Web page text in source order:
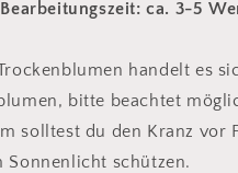
ca. 3-5
handelt es
bitte beachtet
solltest du den Kranz vor
Sonnenlicht schützen.